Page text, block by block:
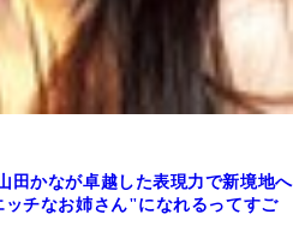
田かなが卓越した表現力で新境地へ
ッチなお姉さん"になれるってすご